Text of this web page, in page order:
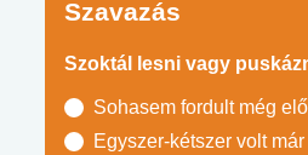
Szavazás
Szoktál lesni vagy
Sohasem fordult még
Egyszer-kétszer volt